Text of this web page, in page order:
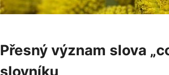
Přesný význam slova